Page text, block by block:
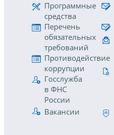
Программные
средства
Перечень
обязательных
требований
Противодействие
коррупции
Госслужба
в ФНС
России
Вакансии